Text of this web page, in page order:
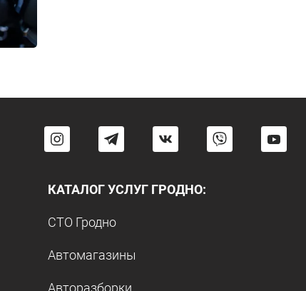
КАТАЛОГ УСЛУГ ГРОДНО:
СТО Гродно
Автомагазины
Авторазборки